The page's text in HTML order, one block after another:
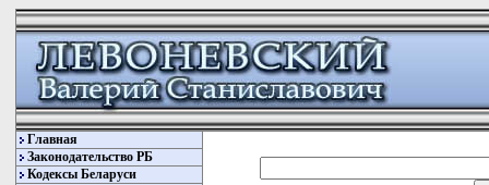
Главная
Законодательство РБ
Кодексы Беларуси